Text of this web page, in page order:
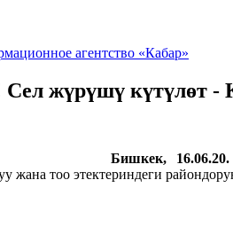
жүрүшү күтүлөт -
Бишкек,
жана тоо этектериндеги